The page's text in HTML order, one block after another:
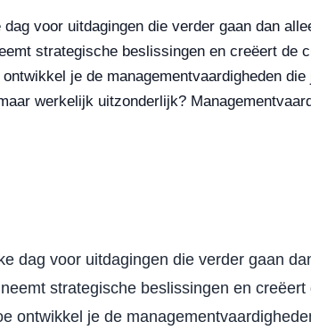
voor uitdagingen die verder gaan dan
strategische beslissingen en creëert de
je de managementvaardigheden die
werkelijk uitzonderlijk?
dag voor uitdagingen die verder gaan
strategische beslissingen en
ontwikkel je de